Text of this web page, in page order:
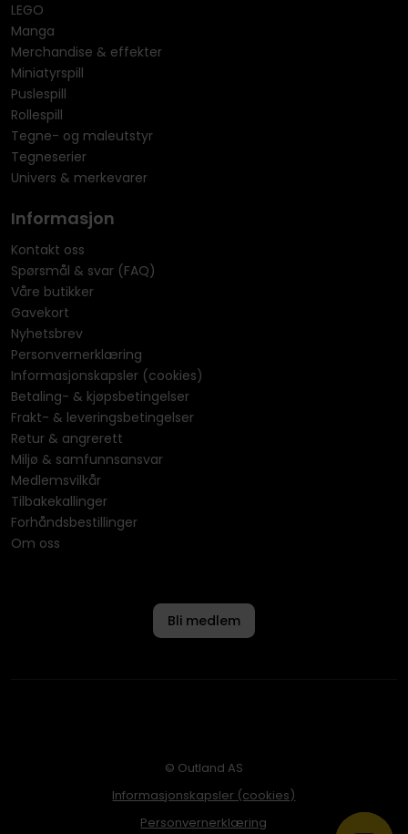
LEGO
Manga
Merchandise & effekter
Miniatyrspill
Puslespill
Rollespill
Tegne- og maleutstyr
Tegneserier
Univers & merkevarer
Informasjon
Kontakt oss
Spørsmål & svar (FAQ)
Våre butikker
Gavekort
Nyhetsbrev
Personvernerklæring
Informasjonskapsler (cookies)
Betaling- & kjøpsbetingelser
Frakt- & leveringsbetingelser
Retur & angrerett
Miljø & samfunnsansvar
Medlemsvilkår
Tilbakekallinger
Forhåndsbestillinger
Om oss
Bli medlem
© Outland AS
Informasjonskapsler (cookies)
Personvernerklæring